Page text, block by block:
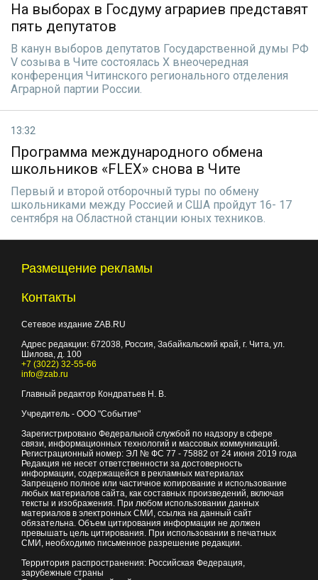
На выборах в Госдуму аграриев представят
пять депутатов
В канун выборов депутатов Государственной думы РФ
V созыва в Чите состоялась X внеочередная
конференция Читинского регионального отделения
Аграрной партии России.
13:32
Программа международного обмена
школьников «FLEX» снова в Чите
Первый и второй отборочный туры по обмену
школьниками между Россией и США пройдут 16- 17
сентября на Областной станции юных техников.
Размещение рекламы
Контакты
Сетевое издание ZAB.RU
Адрес редакции: 672038, Россия, Забайкальский край, г. Чита, ул.
Шилова, д. 100
+7 (3022) 32-55-66
info@zab.ru
Главный редактор Кондратьев Н. В.
Учредитель - ООО "Событие"
Зарегистрировано Федеральной службой по надзору в сфере
связи, информационных технологий и массовых коммуникаций.
Регистрационный номер: ЭЛ № ФС 77 - 75882 от 24 июня 2019 года
Редакция не несет ответственности за достоверность
информации, содержащейся в рекламных материалах
Запрещено полное или частичное копирование и использование
любых материалов сайта, как составных произведений, включая
тексты и изображения. При любом использовании данных
материалов в электронных СМИ, ссылка на данный сайт
обязательна. Объем цитирования информации не должен
превышать цель цитирования. При использовании в печатных
СМИ, необходимо письменное разрешение редакции.
Территория распространения: Российская Федерация,
зарубежные страны